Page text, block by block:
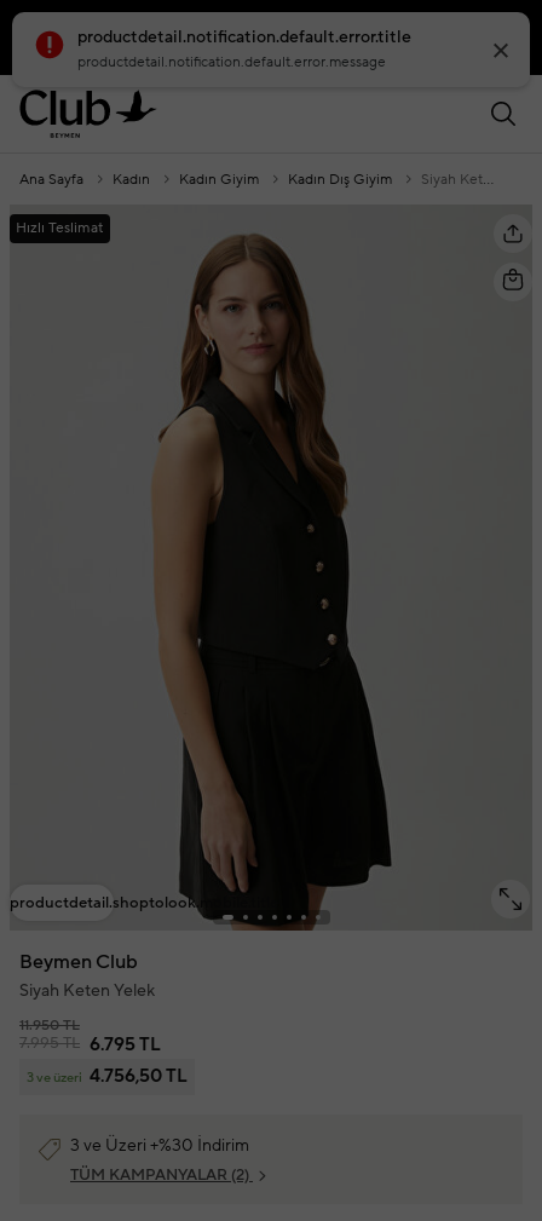
smartbanner.popup.text smartbanner.popup.buttontext
productdetail.notification.default.error.title
productdetail.notification.default.error.message
Hızlı Teslimat
Ana Sayfa Kadın Kadın Giyim Kadın Dış Giyim Siyah Keten Yelek
productdetail.shoptolook.mobile.title
Beymen Club
Siyah Keten Yelek
11.950 TL
7.995 TL 6.795 TL
3 ve üzeri 4.756,50 TL
3 ve Üzeri +%30 İndirim
TÜM KAMPANYALAR (2)